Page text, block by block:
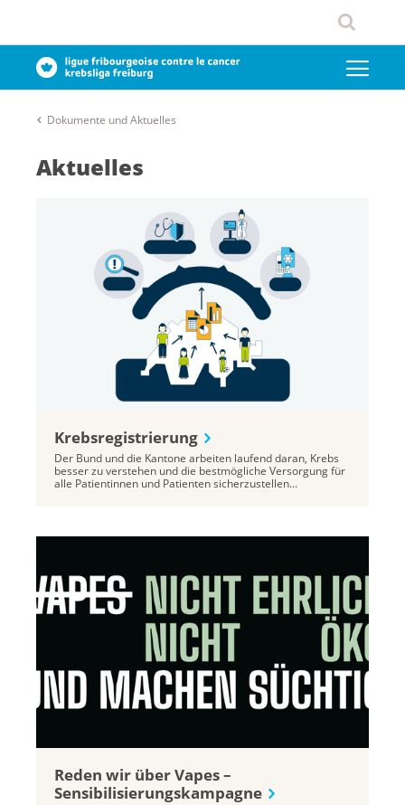
Dokumente und Aktuelles
Aktuelles
Krebsregistrierung
Der Bund und die Kantone arbeiten laufend daran, Krebs
besser zu verstehen und die bestmögliche Versorgung für
alle Patientinnen und Patienten sicherzustellen...
Reden wir über Vapes –
Sensibilisierungskampagne